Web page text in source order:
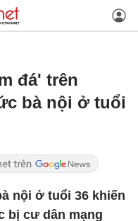
đá' trên
bà nội ở tuổi
nội ở tuổi 36 khiến
bị cư dân mạng